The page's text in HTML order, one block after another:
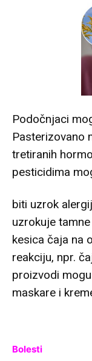
Podočnjaci
Pasterizovano
tretiranih
pesticidima
biti uzrok
uzrokuje
kesica čaja na
reakciju, npr.
proizvodi
maskare i
Bolesti